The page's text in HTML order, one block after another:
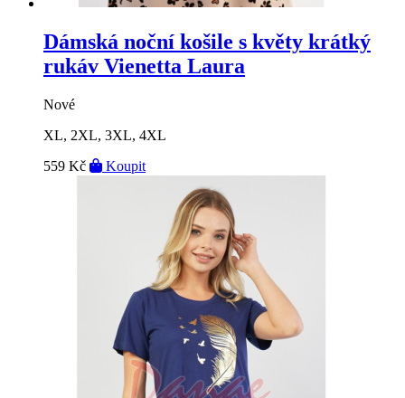
Dámská noční košile s květy krátký
rukáv Vienetta Laura
Nové
XL, 2XL, 3XL, 4XL
559 Kč
Koupit